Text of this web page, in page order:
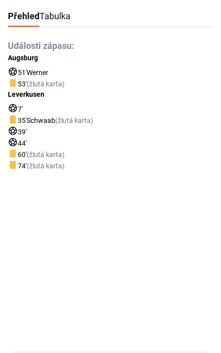
PřehledTabulka
Události zápasu:
Augsburg
51'Werner
53'(žlutá karta)
Leverkusen
7'
35'Schwaab(žlutá karta)
39'
44'
60'(žlutá karta)
74'(žlutá karta)